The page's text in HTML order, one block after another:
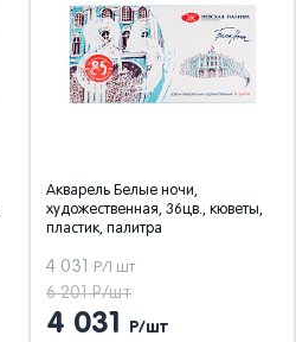
Акварель Белые ночи,
художественная, 36цв., кюветы,
пластик, палитра
4 031 Р/1 шт
6 201 Р/шт
4 031 Р/шт